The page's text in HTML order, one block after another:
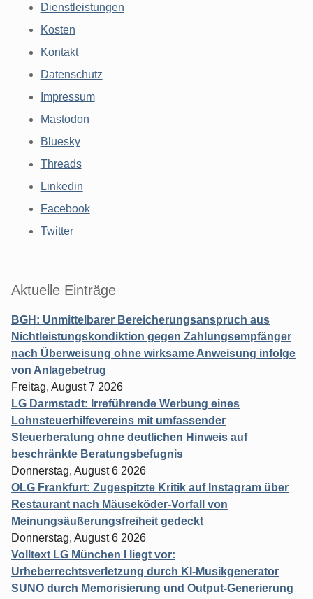
Dienstleistungen
Kosten
Kontakt
Datenschutz
Impressum
Mastodon
Bluesky
Threads
Linkedin
Facebook
Twitter
Aktuelle Einträge
BGH: Unmittelbarer Bereicherungsanspruch aus
Nichtleistungskondiktion gegen Zahlungsempfänger
nach Überweisung ohne wirksame Anweisung infolge
von Anlagebetrug
Freitag, August 7 2026
LG Darmstadt: Irreführende Werbung eines
Lohnsteuerhilfevereins mit umfassender
Steuerberatung ohne deutlichen Hinweis auf
beschränkte Beratungsbefugnis
Donnerstag, August 6 2026
OLG Frankfurt: Zugespitzte Kritik auf Instagram über
Restaurant nach Mäuseköder-Vorfall von
Meinungsäußerungsfreiheit gedeckt
Donnerstag, August 6 2026
Volltext LG München I liegt vor:
Urheberrechtsverletzung durch KI-Musikgenerator
SUNO durch Memorisierung und Output-Generierung